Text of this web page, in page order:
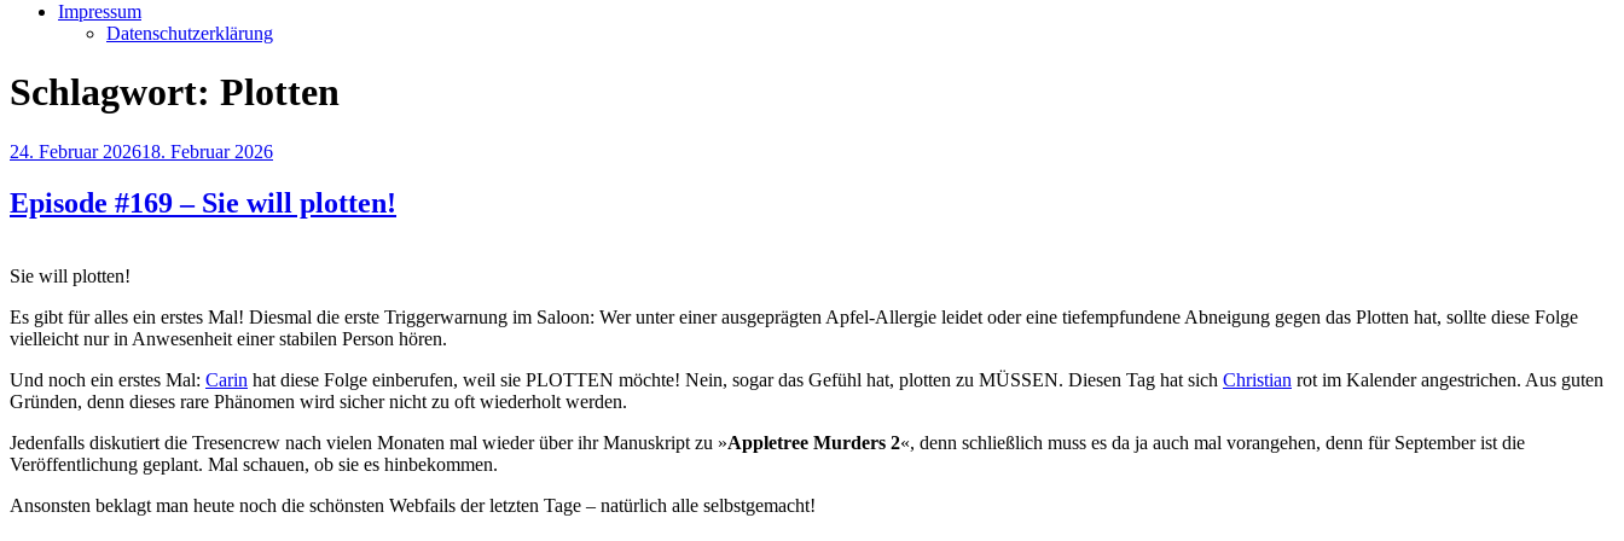
Impressum
Datenschutzerklärung
Schlagwort: Plotten
Veröffentlicht
24. Februar 202618. Februar 2026
Episode #169 – Sie will plotten!
Sie will plotten!
Es gibt für alles ein erstes Mal! Diesmal die erste Triggerwarnung im Saloon: Wer unter einer ausgeprägten Apfel-Allergie leidet oder eine tiefempfundene Abneigung gegen das Plotten hat, sollte diese Folge
vielleicht nur in Anwesenheit einer stabilen Person hören.
Und noch ein erstes Mal: Carin hat diese Folge einberufen, weil sie PLOTTEN möchte! Nein, sogar das Gefühl hat, plotten zu MÜSSEN. Diesen Tag hat sich Christian rot im Kalender angestrichen. Aus guten
Gründen, denn dieses rare Phänomen wird sicher nicht zu oft wiederholt werden.
Jedenfalls diskutiert die Tresencrew nach vielen Monaten mal wieder über ihr Manuskript zu »Appletree Murders 2«, denn schließlich muss es da ja auch mal vorangehen, denn für September ist die
Veröffentlichung geplant. Mal schauen, ob sie es hinbekommen.
Ansonsten beklagt man heute noch die schönsten Webfails der letzten Tage – natürlich alle selbstgemacht!